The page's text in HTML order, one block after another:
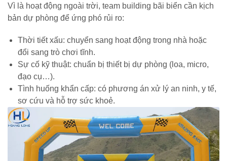
Vì là hoạt động ngoài trời, team building bãi biển cần kịch
bản dự phòng để ứng phó rủi ro:
Thời tiết xấu: chuyển sang hoạt động trong nhà hoặc
đổi sang trò chơi tĩnh.
Sự cố kỹ thuật: chuẩn bị thiết bị dự phòng (loa, micro,
đạo cụ…).
Tình huống khẩn cấp: có phương án xử lý an ninh, y tế,
sơ cứu và hỗ trợ sức khoẻ.